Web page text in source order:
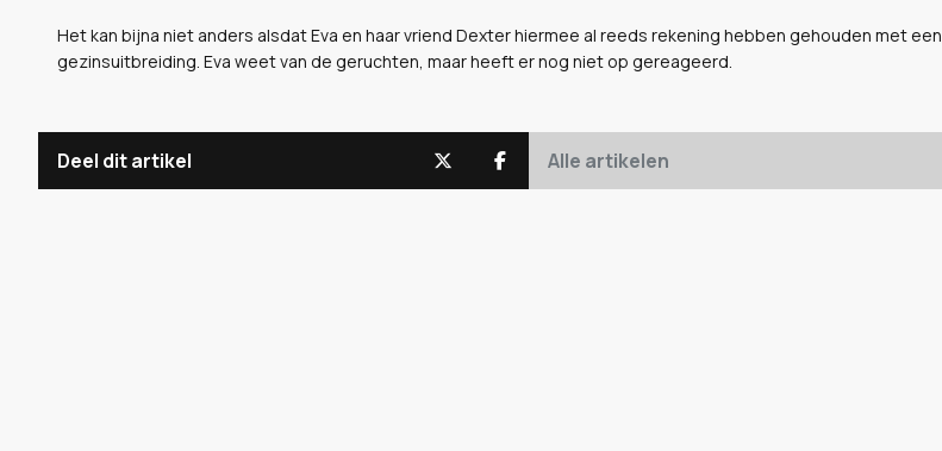
Het kan bijna niet anders alsdat Eva en haar vriend Dexter hiermee al reeds rekening hebben gehouden met een
gezinsuitbreiding. Eva weet van de geruchten, maar heeft er nog niet op gereageerd.
Deel dit artikel Alle artikelen